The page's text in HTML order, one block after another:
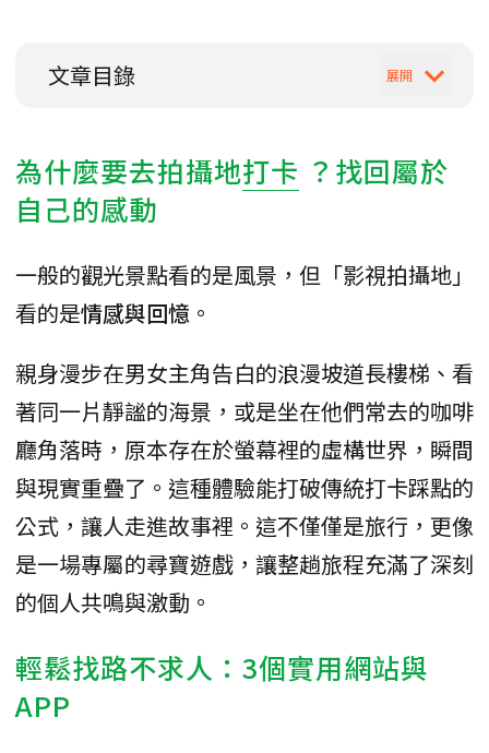
文章目錄
為什麼要去拍攝地打卡 ？找回屬於
自己的感動
一般的觀光景點看的是風景，但「影視拍攝地」
看的是情感與回憶 。
親身漫步在男女主角告白的浪漫坡道長樓梯、看
著同一片靜謐的海景，或是坐在他們常去的咖啡
廳角落時，原本存在於螢幕裡的虛構世界，瞬間
與現實重疊了。這種體驗能打破傳統打卡踩點的
公式，讓人走進故事裡。這不僅僅是旅行，更像
是一場專屬的尋寶遊戲，讓整趟旅程充滿了深刻
的個人共鳴與激動。
輕鬆找路不求人：3個實用網站與
APP